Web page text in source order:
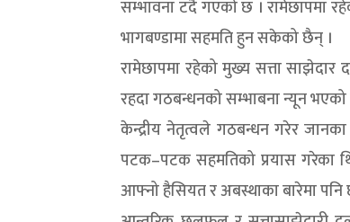
सम्भावना टर्दै गएको छ ।
भागबण्डामा सहमति हुन सकेको छैन् ।
रामेछापमा रहेको मुख्य सत्ता
रहदा गठबन्धनको सम्भाबना न्यून भएको
केन्द्रीय नेतृत्वले गठबन्धन गरेर
पटक–पटक सहमतिको प्रयास गरेका
आफ्नो हैसियत र अबस्थाका बारेमा